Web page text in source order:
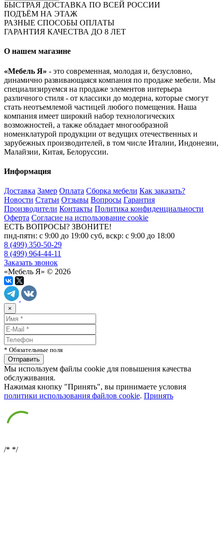
БЫСТРАЯ ДОСТАВКА ПО ВСЕЙ РОССИИ
ПОДЪЁМ НА ЭТАЖ
РАЗНЫЕ СПОСОБЫ ОПЛАТЫ
ГАРАНТИЯ КАЧЕСТВА ДО 8 ЛЕТ
О нашем магазине
«Мебель Я» - это современная, молодая и, безусловно,
динамично развивающаяся компания по продаже мебели. Мы
специализируемся на продаже элементов интерьера
различного стиля - от классики до модерна, которые смогут
стать неотъемлемой частицей любого помещения. Наша
компания имеет широкий набор технологических
возможностей, а также обладает многообразной
номенклатурой продукции от ведущих отечественных и
зарубежных производителей, в том числе Италии, Индонезии,
Малайзии, Китая, Белоруссии.
Информация
Доставка Замер Оплата Сборка мебели Как заказать?
Новости Статьи Отзывы Вопросы Гарантия
Производители Контакты Политика конфиденциальности
Оферта Согласие на использование cookie
ЕСТЬ ВОПРОСЫ? ЗВОНИТЕ!
пнд-пятн: с 9:00 до 19:00 суб, вскр: с 9:00 до 18:00
8 (499) 350-50-29
8 (499) 964-44-11
Заказать звонок
«Мебель Я» © 2026
×
* Обязательные поля
Мы используем файлы cookie для повышения качества
обслуживания.
Нажимая кнопку "Принять", вы принимаете условия
политики использования файлов cookie. Принять
/* */